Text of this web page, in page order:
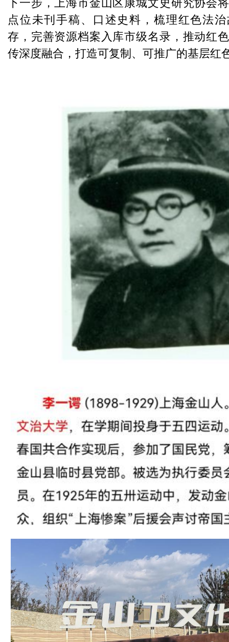
下一步，上海市金山区康城文史研究协会
点位未刊手稿、口述史料，梳理红色法
存，完善资源档案入库市级名录，推动红
传深度融合，打造可复制、可推广的基层红